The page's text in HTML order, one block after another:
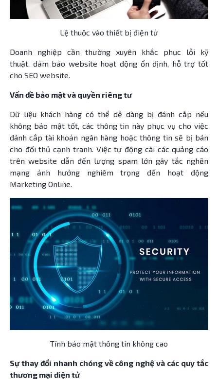
Lệ thuộc vào thiết bị điện tử
Doanh nghiệp cần thường xuyên khắc phục lỗi kỹ
thuật, đảm bảo website hoạt động ổn định, hỗ trợ tốt
cho SEO website.
Vấn đề bảo mật và quyền riêng tư
Dữ liệu khách hàng có thể dễ dàng bị đánh cắp nếu
không bảo mật tốt, các thông tin này phục vụ cho việc
đánh cắp tài khoản ngân hàng hoặc thông tin sẽ bị bán
cho đối thủ cạnh tranh. Việc tự động cài các quảng cáo
trên website dẫn đến lượng spam lớn gây tắc nghẽn
mạng ảnh hưởng nghiêm trọng đến hoạt động
Marketing Online.
Tính bảo mật thông tin không cao
Sự thay đổi nhanh chóng về công nghệ và các quy tắc
thương mại điện tử